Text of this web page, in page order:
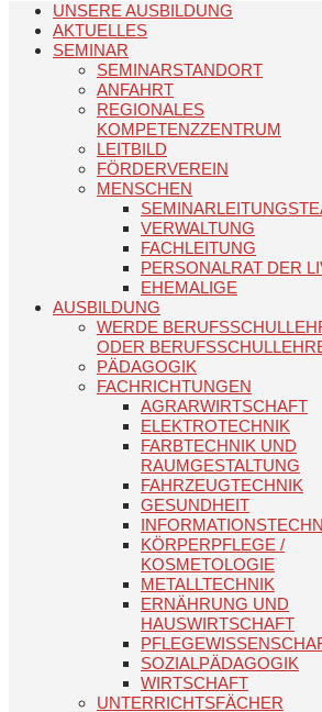
UNSERE AUSBILDUNG
AKTUELLES
SEMINAR
SEMINARSTANDORT
ANFAHRT
REGIONALES
KOMPETENZZENTRUM
LEITBILD
FÖRDERVEREIN
MENSCHEN
VERWALTUNG
FACHLEITUNG
PERSONALRAT DER
EHEMALIGE
AUSBILDUNG
WERDE
ODER
PÄDAGOGIK
FACHRICHTUNGEN
AGRARWIRTSCHAFT
ELEKTROTECHNIK
FARBTECHNIK UND
RAUMGESTALTUNG
FAHRZEUGTECHNIK
GESUNDHEIT
KÖRPERPFLEGE /
KOSMETOLOGIE
METALLTECHNIK
ERNÄHRUNG UND
HAUSWIRTSCHAFT
SOZIALPÄDAGOGIK
WIRTSCHAFT
UNTERRICHTSFÄCHER